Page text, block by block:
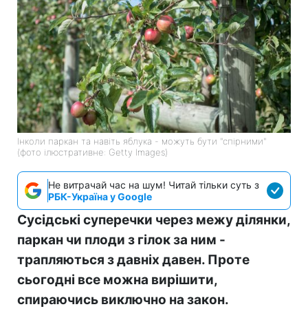
Інколи паркан та навіть яблука - можуть бути "спірними"
(фото ілюстративне: Getty Images)
Не витрачай час на шум! Читай тільки суть з
РБК-Україна у Google
Сусідські суперечки через межу ділянки,
паркан чи плоди з гілок за ним -
трапляються з давніх давен. Проте
сьогодні все можна вирішити,
спираючись виключно на закон.